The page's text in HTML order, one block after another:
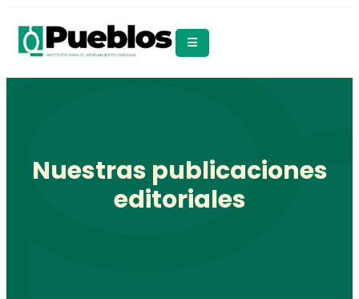
Nuestras publicaciones
editoriales